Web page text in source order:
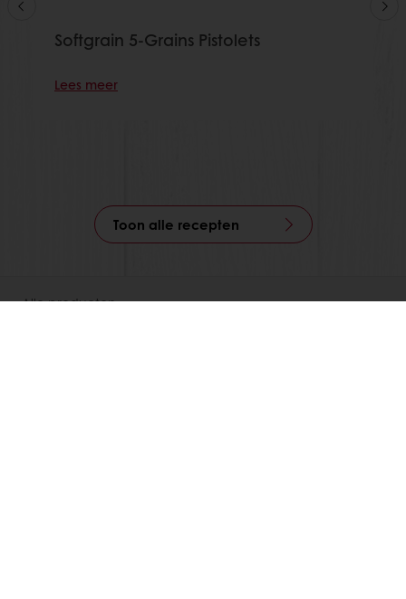
Softgrain 5-Grains Pistolets
Lees meer
Toon alle recepten
Alle producten